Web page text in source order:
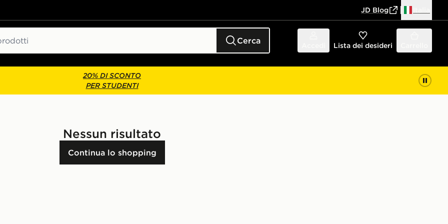
JD Blog
Cerca Lista dei desideri
20% DI SCONTO
PER STUDENTI
Nessun risultato
Continua lo shopping